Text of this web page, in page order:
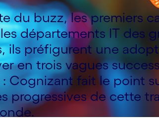
du buzz, les premiers
départements IT des
ils préfigurent une
en trois vagues
Cognizant fait le point
progressives de cette